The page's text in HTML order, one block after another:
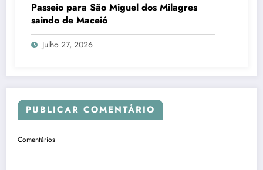
Passeio para São Miguel dos Milagres
saindo de Maceió
Julho 27, 2026
PUBLICAR COMENTÁRIO
Comentários